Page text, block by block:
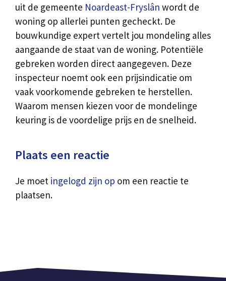
uit de gemeente Noardeast-Fryslân wordt de
woning op allerlei punten gecheckt. De
bouwkundige expert vertelt jou mondeling alles
aangaande de staat van de woning. Potentiële
gebreken worden direct aangegeven. Deze
inspecteur noemt ook een prijsindicatie om
vaak voorkomende gebreken te herstellen.
Waarom mensen kiezen voor de mondelinge
keuring is de voordelige prijs en de snelheid.
Plaats een reactie
Je moet ingelogd zijn op om een reactie te
plaatsen.